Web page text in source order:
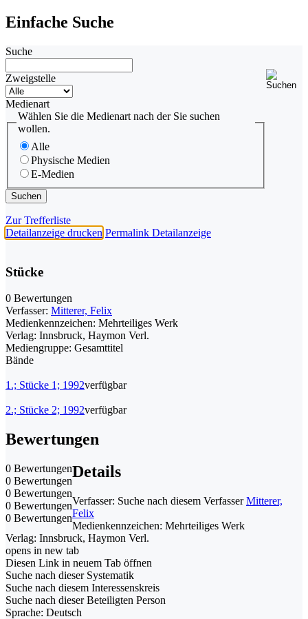
Einfache Suche
Suche
Zweigstelle
Medienart
Wählen Sie die Medienart nach der Sie suchen
wollen.
Alle
Physische Medien
E-Medien
Zur Trefferliste
Detailanzeige drucken Permalink Detailanzeige
Stücke
0 Bewertungen
Verfasser: Mitterer, Felix
Medienkennzeichen: Mehrteiliges Werk
Verlag: Innsbruck, Haymon Verl.
Mediengruppe: Gesamttitel
Bände
1.; Stücke 1; 1992verfügbar
2.; Stücke 2; 1992verfügbar
Bewertungen
0 Bewertungen
0 Bewertungen
0 Bewertungen
0 Bewertungen
0 Bewertungen
Details
Verfasser: Suche nach diesem Verfasser Mitterer,
Felix
Medienkennzeichen: Mehrteiliges Werk
Verlag: Innsbruck, Haymon Verl.
opens in new tab
Diesen Link in neuem Tab öffnen
Suche nach dieser Systematik
Suche nach diesem Interessenskreis
Suche nach dieser Beteiligten Person
Sprache: Deutsch